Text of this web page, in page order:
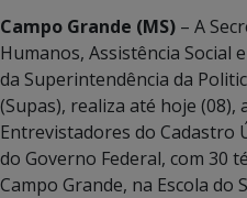
Campo Grande (MS) – A
Humanos, Assistência Social
da Superintendência da
(Supas), realiza até hoje (08),
Entrevistadores do Cadastro
do Governo Federal, com 30
Campo Grande, na Escola do